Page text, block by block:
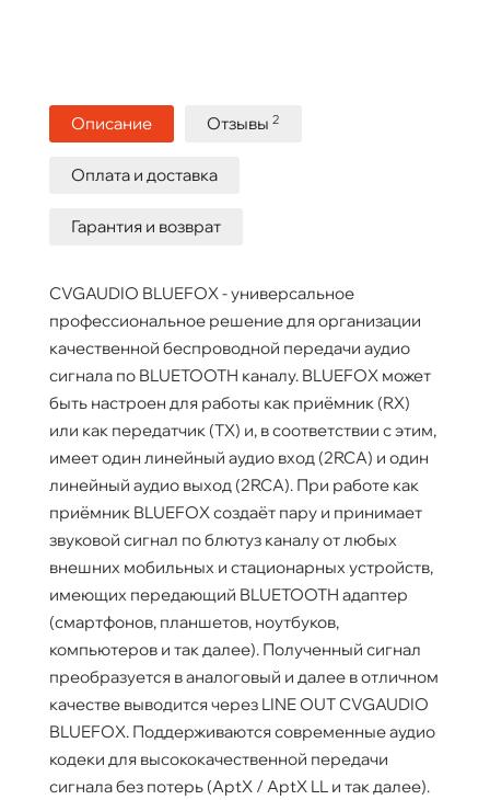
Описание Отзывы 2
Оплата и доставка
Гарантия и возврат
CVGAUDIO BLUEFOX - универсальное
профессиональное решение для организации
качественной беспроводной передачи аудио
сигнала по BLUETOOTH каналу. BLUEFOX может
быть настроен для работы как приёмник (RX)
или как передатчик (TX) и, в соответствии с этим,
имеет один линейный аудио вход (2RCA) и один
линейный аудио выход (2RCA). При работе как
приёмник BLUEFOX создаёт пару и принимает
звуковой сигнал по блютуз каналу от любых
внешних мобильных и стационарных устройств,
имеющих передающий BLUETOOTH адаптер
(смартфонов, планшетов, ноутбуков,
компьютеров и так далее). Полученный сигнал
преобразуется в аналоговый и далее в отличном
качестве выводится через LINE OUT CVGAUDIO
BLUEFOX. Поддерживаются современные аудио
кодеки для высококачественной передачи
сигнала без потерь (AptX / AptX LL и так далее).